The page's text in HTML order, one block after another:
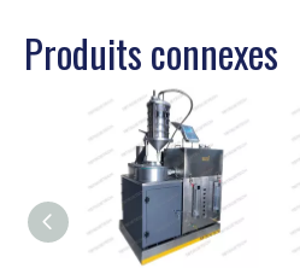
Produits connexes